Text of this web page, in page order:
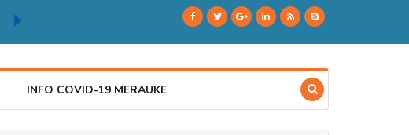
INFO COVID-19 MERAUKE